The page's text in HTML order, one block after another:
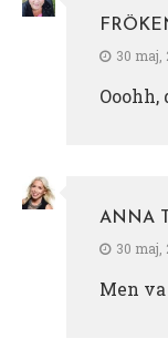
30 maj,
ANNA
30 maj,
Men